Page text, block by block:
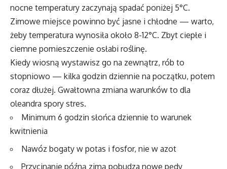
nocne temperatury zaczynają spadać poniżej 5°C.
Zimowe miejsce powinno być jasne i chłodne — warto,
żeby temperatura wynosiła około 8-12°C. Zbyt ciepłe i
ciemne pomieszczenie osłabi roślinę.
Kiedy wiosną wystawisz go na zewnątrz, rób to
stopniowo — kilka godzin dziennie na początku, potem
coraz dłużej. Gwałtowna zmiana warunków to dla
oleandra spory stres.
Minimum 6 godzin słońca dziennie to warunek
kwitnienia
Nawóz bogaty w potas i fosfor, nie w azot
Przycinanie późną zimą pobudza nowe pędy